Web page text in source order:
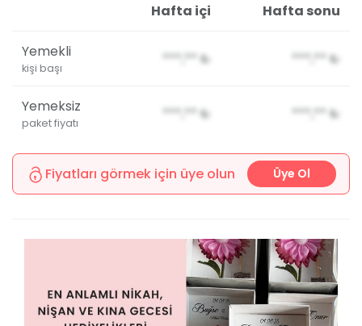
Hafta içi Hafta sonu
Yemekli
kişi başı
***,** ₺ ***,** ₺
Yemeksiz
paket fiyatı
***,** ₺ ***,** ₺
Fiyatları görmek için üye olun Üye Ol